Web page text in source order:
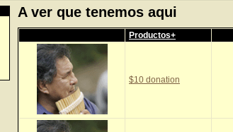
A ver que tenemos aqui
Productos+
$10 donation